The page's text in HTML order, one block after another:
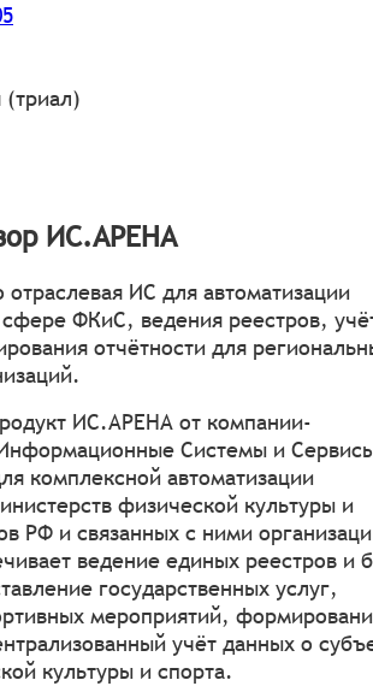
(триал)
ИС.АРЕНА
ИС для автоматизации
сфере ФКиС, ведения реестров,
отчётности для
ИС.АРЕНА от компании-
Системы и
комплексной автоматизации
физической культуры и
РФ и связанных с ними
ведение единых реестров и
государственных услуг,
мероприятий,
учёт данных о
культуры и спорта.